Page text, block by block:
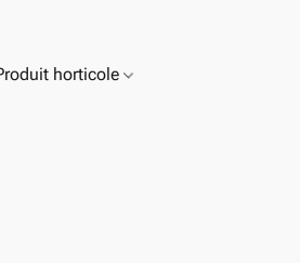
horticole